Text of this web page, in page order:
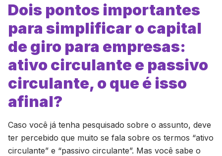
Dois pontos importantes
para simplificar o capital
de giro para empresas:
ativo circulante e passivo
circulante, o que é isso
afinal?
Caso você já tenha pesquisado sobre o assunto, deve
ter percebido que muito se fala sobre os termos “ativo
circulante” e “passivo circulante”. Mas você sabe o